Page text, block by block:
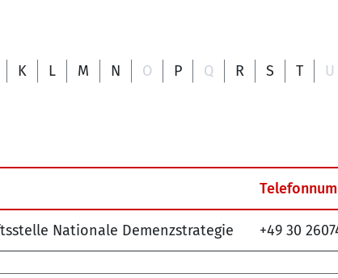
K L M N O P Q R S T U
Nationale Demenzstrategie +49 30